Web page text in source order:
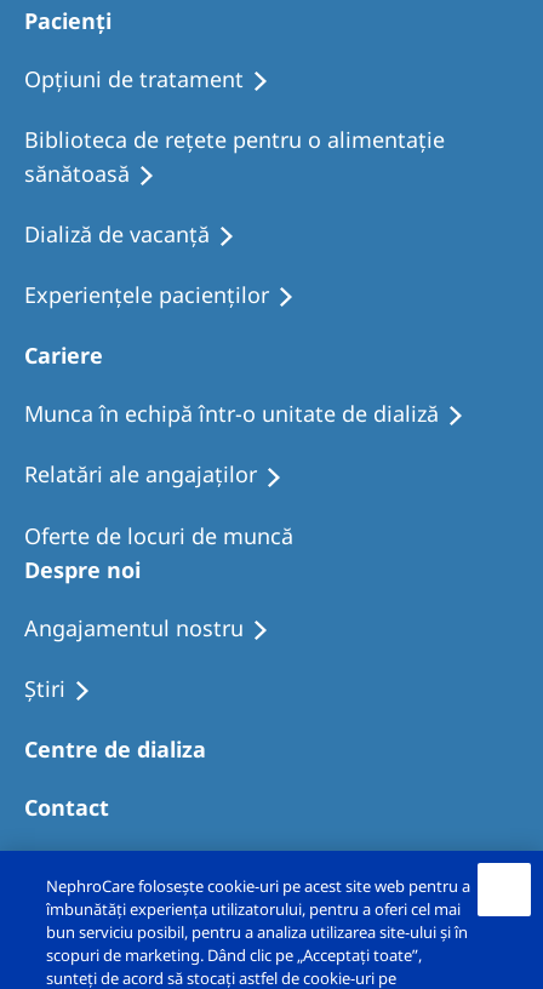
Pacienți
Opţiuni de tratament
Biblioteca de rețete pentru o alimentație
sănătoasă
Dializă de vacanţă
Experiențele pacienților
Cariere
Munca în echipă într-o unitate de dializă
Relatări ale angajaților
Oferte de locuri de muncă
Despre noi
Angajamentul nostru
Ştiri
Centre de dializa
Contact
NephroCare folosește cookie-uri pe acest site web pentru a
îmbunătăți experiența utilizatorului, pentru a oferi cel mai
bun serviciu posibil, pentru a analiza utilizarea site-ului și în
scopuri de marketing. Dând clic pe „Acceptați toate”,
sunteți de acord să stocați astfel de cookie-uri pe